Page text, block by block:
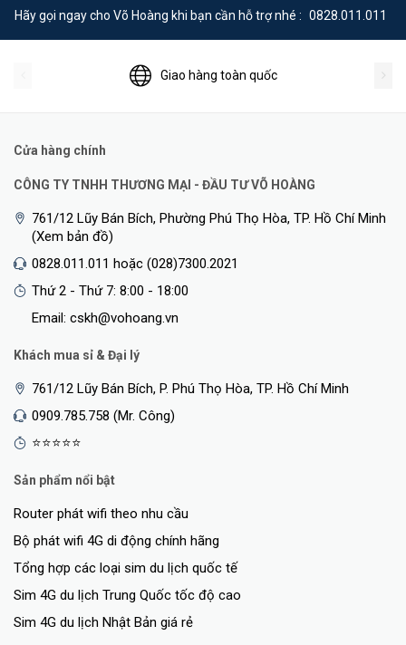
Hãy gọi ngay cho Võ Hoàng khi bạn cần hỗ trợ nhé : 0828.011.011
Giao hàng toàn quốc
Cửa hàng chính
CÔNG TY TNHH THƯƠNG MẠI - ĐẦU TƯ VÕ HOÀNG
761/12 Lũy Bán Bích, Phường Phú Thọ Hòa, TP. Hồ Chí Minh
(Xem bản đồ)
0828.011.011 hoặc (028)7300.2021
Thứ 2 - Thứ 7: 8:00 - 18:00
Email: cskh@vohoang.vn
Khách mua sỉ & Đại lý
761/12 Lũy Bán Bích, P. Phú Thọ Hòa, TP. Hồ Chí Minh
0909.785.758 (Mr. Công)
⭐⭐⭐⭐⭐
Sản phẩm nổi bật
Router phát wifi theo nhu cầu
Bộ phát wifi 4G di động chính hãng
Tổng hợp các loại sim du lịch quốc tế
Sim 4G du lịch Trung Quốc tốc độ cao
Sim 4G du lịch Nhật Bản giá rẻ